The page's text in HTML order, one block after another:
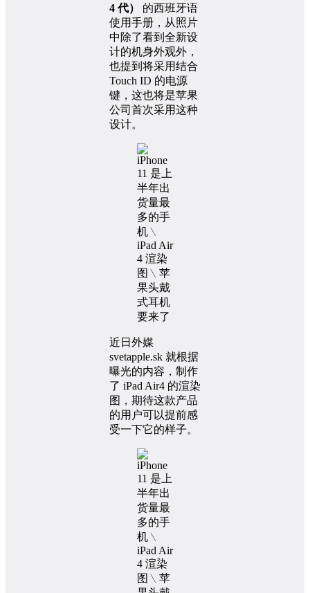
4 代）
的西班牙语
使用手册，从照片
中除了看到全新设
计的机身外观外，
也提到将采用结合
Touch ID 的电源
键，这也将是苹果
公司首次采用这种
设计。
近日外媒
svetapple.sk 就根据
曝光的内容，制作
了 iPad Air4 的渲染
图，期待这款产品
的用户可以提前感
受一下它的样子。